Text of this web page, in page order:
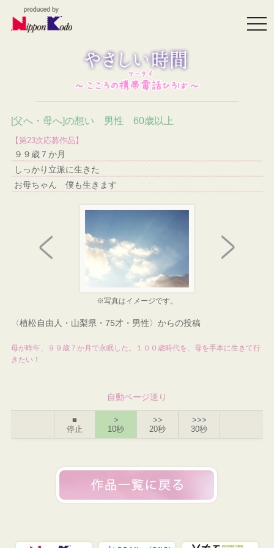
[父へ・母へ]の想い 男性 60歳以上
【第23次応募作品】
９９歳７か月
しっかり立派に生きた
お母ちゃん 僕も生きます
※写真はイメージです。
〈植松自由人・山梨県・75才・男性〉からの投稿
母が昨年、９９歳７か月で永眠した。１００歳時代を、母を手本に生きて行
きたい！
自動ページ送り
■
停止
>
10秒
>>
20秒
>>>
30秒